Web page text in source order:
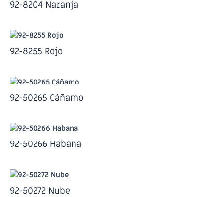
92-8204 Naranja
92-8255 Rojo
92-50265 Cáñamo
92-50266 Habana
92-50272 Nube